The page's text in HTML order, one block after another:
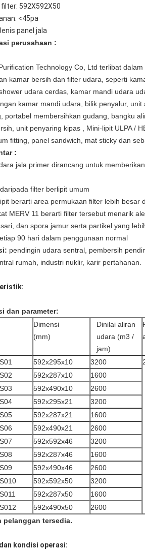
592X592X50
<45pa
panel jala
perusahaan :
Technology Co, Ltd terlibat
kamar bersih dan filter udara, seperti
udara cerdas, kamar mandi udara
kamar mandi udara, bilik penyalur,
portabel membersihkan gudang, bangku
unit penyaring kipas , Mini-lipit ULPA /
fitting, panel sandwich, mat sticky dan
:
jala primer dirancang untuk
filter berlipit umum
berarti area permukaan filter lebih besar
MERV 11 berarti filter tersebut menarik
dan spora jamur serta partikel yang
90 hari dalam penggunaan normal
pendingin udara sentral, pembersih
rumah, industri nuklir, karir pertahanan.
dan parameter:
Dimensi
(mm)
Dinilai aliran
udara (m3 /
jam)
592x295x10 3200
592x287x10
1600
592x490x10
2600
592x295x21
3200
592x287x21
1600
592x490x21
2600
592x592x46
3200
592x287x46
1600
592x490x46
2600
592x592x50
3200
592x287x50
1600
592x490x50
2600
pelanggan tersedia.
kondisi operasi: